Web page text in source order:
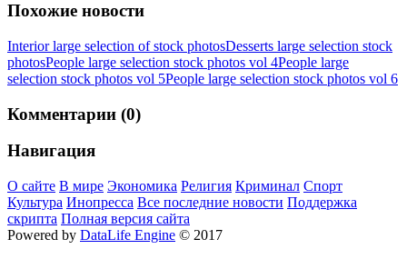
Похожие новости
Interior large selection of stock photosDesserts large selection stock
photosPeople large selection stock photos vol 4People large
selection stock photos vol 5People large selection stock photos vol 6
Комментарии (0)
Навигация
О сайте В мире Экономика Религия Криминал Спорт
Культура Инопресса Все последние новости Поддержка
скрипта Полная версия сайта
Powered by DataLife Engine © 2017